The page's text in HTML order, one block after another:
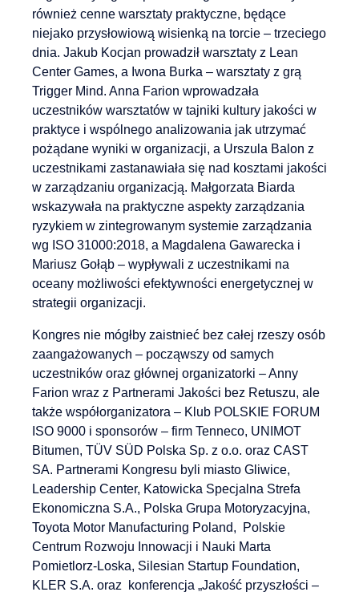
również cenne warsztaty praktyczne, będące
niejako przysłowiową wisienką na torcie – trzeciego
dnia. Jakub Kocjan prowadził warsztaty z Lean
Center Games, a Iwona Burka – warsztaty z grą
Trigger Mind. Anna Farion wprowadzała
uczestników warsztatów w tajniki kultury jakości w
praktyce i wspólnego analizowania jak utrzymać
pożądane wyniki w organizacji, a Urszula Balon z
uczestnikami zastanawiała się nad kosztami jakości
w zarządzaniu organizacją. Małgorzata Biarda
wskazywała na praktyczne aspekty zarządzania
ryzykiem w zintegrowanym systemie zarządzania
wg ISO 31000:2018, a Magdalena Gawarecka i
Mariusz Gołąb – wypływali z uczestnikami na
oceany możliwości efektywności energetycznej w
strategii organizacji.
Kongres nie mógłby zaistnieć bez całej rzeszy osób
zaangażowanych – począwszy od samych
uczestników oraz głównej organizatorki – Anny
Farion wraz z Partnerami Jakości bez Retuszu, ale
także współorganizatora – Klub POLSKIE FORUM
ISO 9000 i sponsorów – firm Tenneco, UNIMOT
Bitumen, TÜV SÜD Polska Sp. z o.o. oraz CAST
SA. Partnerami Kongresu byli miasto Gliwice,
Leadership Center, Katowicka Specjalna Strefa
Ekonomiczna S.A., Polska Grupa Motoryzacyjna,
Toyota Motor Manufacturing Poland, Polskie
Centrum Rozwoju Innowacji i Nauki Marta
Pomietlorz-Loska, Silesian Startup Foundation,
KLER S.A. oraz konferencja „Jakość przyszłości –